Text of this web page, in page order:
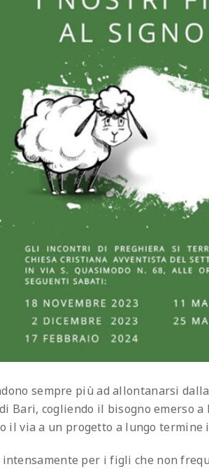
sempre più ad allontanarsi
Bari, cogliendo il bisogno emerso
il via a un progetto a lungo
intensamente per i figli che non